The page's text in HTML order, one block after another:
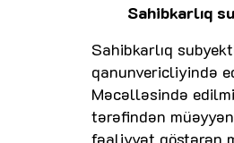
Sahibkarlıq
Sahibkarlıq
qanunvericliyində
Məcəlləsində
tərəfindən
fəaliyyət göstərən